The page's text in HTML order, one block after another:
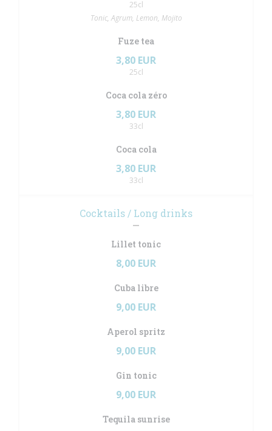
25cl
Tonic, Agrum, Lemon, Mojito
Fuze tea
3,80 EUR
25cl
Coca cola zéro
3,80 EUR
33cl
Coca cola
3,80 EUR
33cl
Cocktails / Long drinks
Lillet tonic
8,00 EUR
Cuba libre
9,00 EUR
Aperol spritz
9,00 EUR
Gin tonic
9,00 EUR
Tequila sunrise